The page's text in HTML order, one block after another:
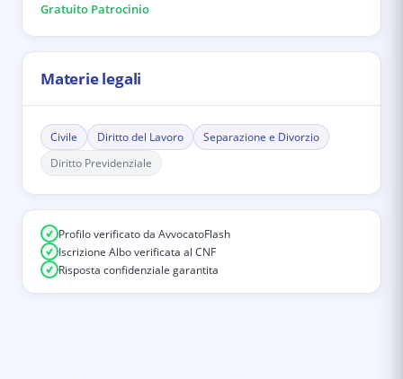
Gratuito Patrocinio
Materie legali
Civile Diritto del Lavoro
Separazione e Divorzio
Diritto Previdenziale
Profilo verificato da AvvocatoFlash
Iscrizione Albo verificata al CNF
Risposta confidenziale garantita